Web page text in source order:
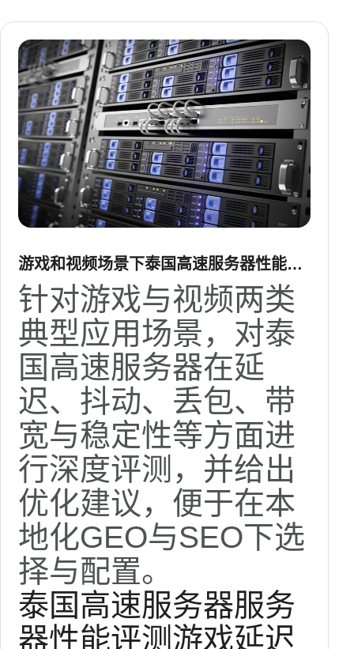
游戏和视频场景下泰国高速服务器性能深
度评测
针对游戏与视频两类
典型应用场景，对泰
国高速服务器在延
迟、抖动、丢包、带
宽与稳定性等方面进
行深度评测，并给出
优化建议，便于在本
地化GEO与SEO下选
择与配置。
泰国高速服务器服务
器性能评测 游戏延迟